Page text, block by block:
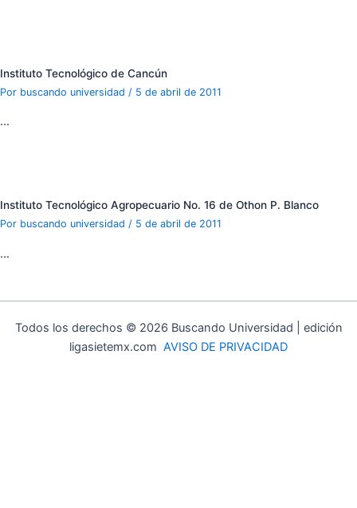
Instituto Tecnológico de Cancún
Por buscando universidad / 5 de abril de 2011
…
Instituto Tecnológico Agropecuario No. 16 de Othon P. Blanco
Por buscando universidad / 5 de abril de 2011
…
Todos los derechos © 2026 Buscando Universidad | edición
ligasietemx.com AVISO DE PRIVACIDAD